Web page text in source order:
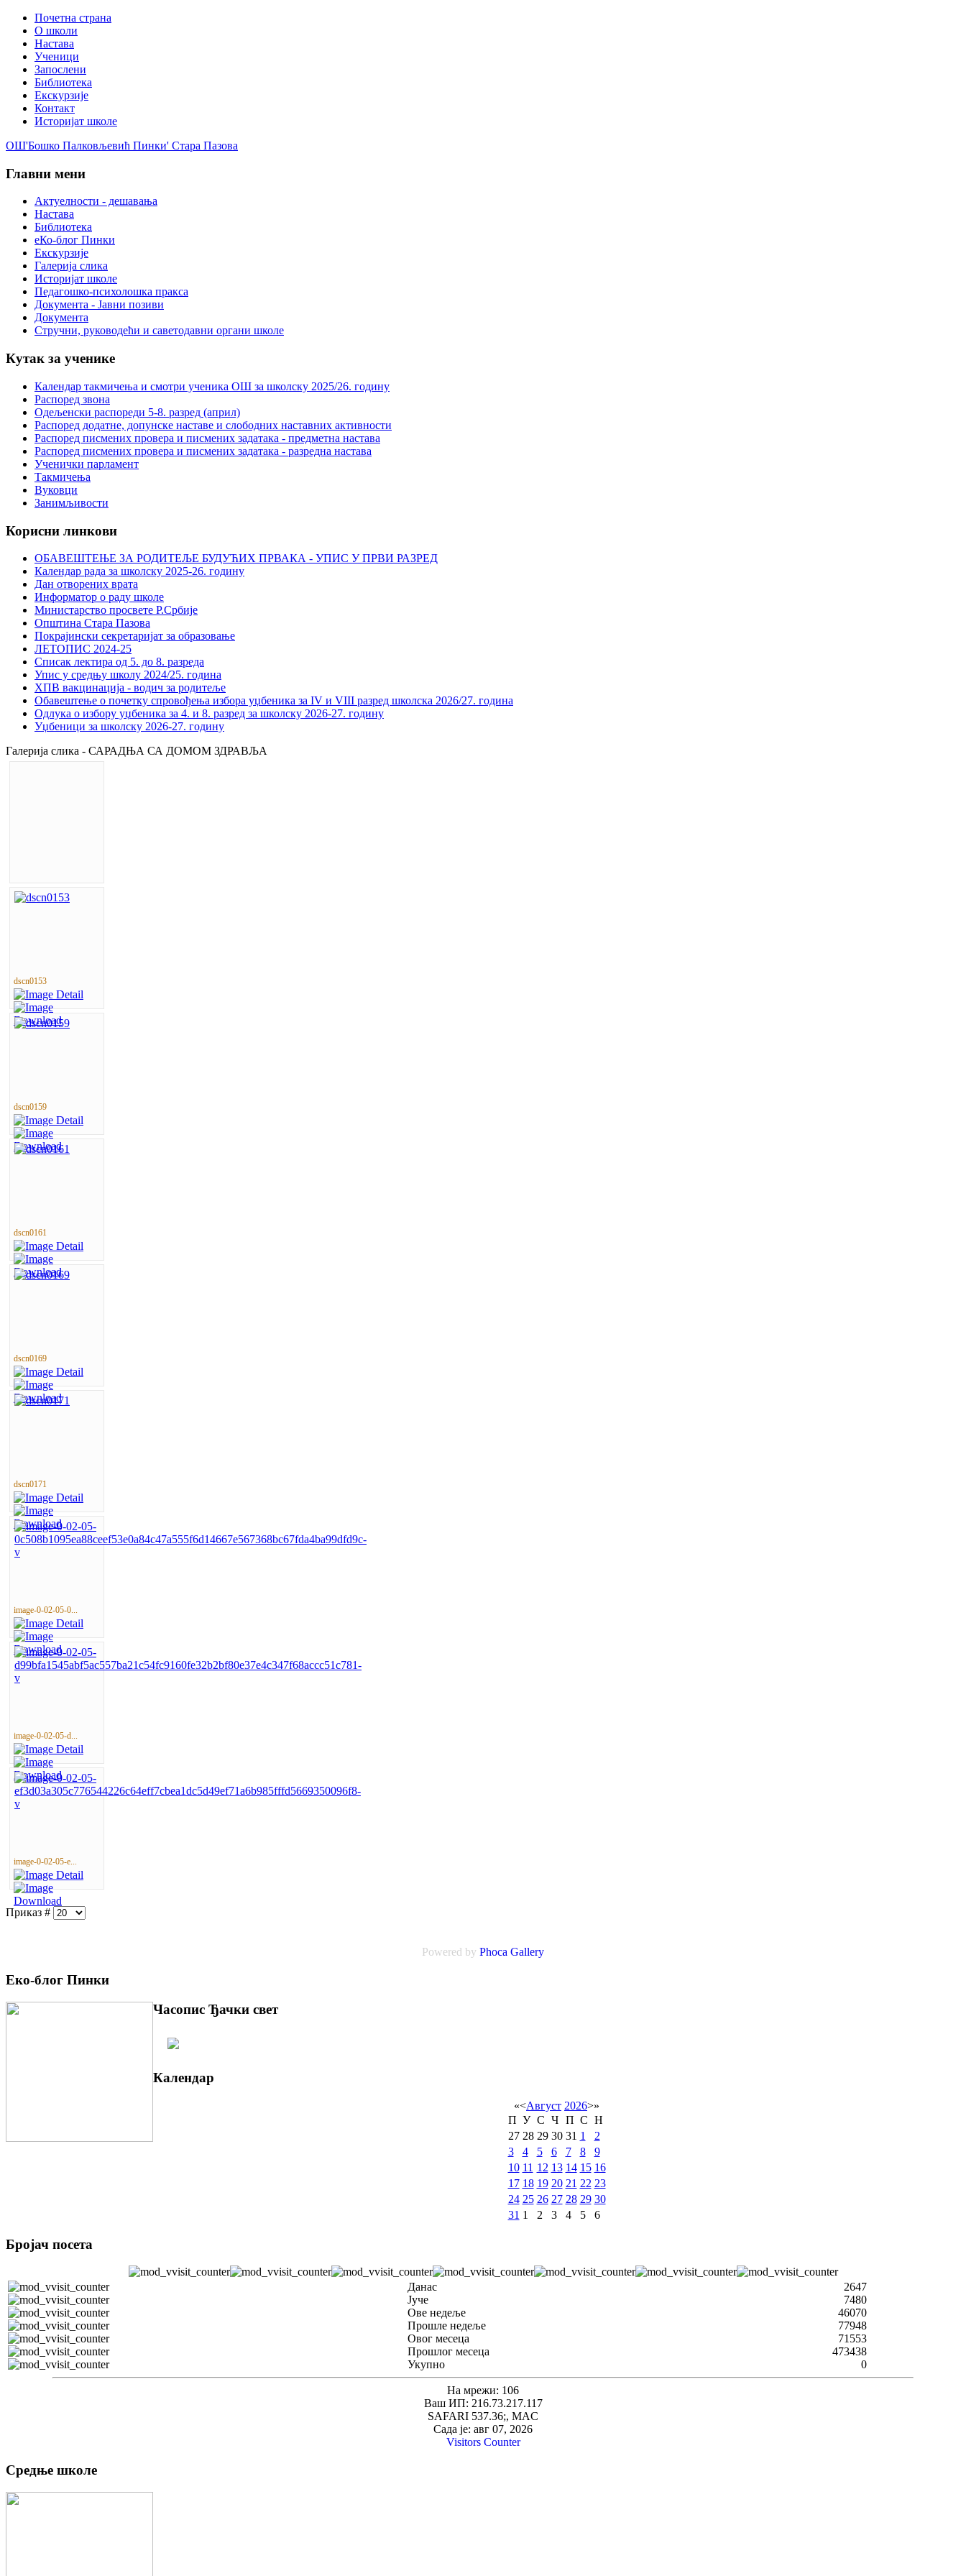
Почетна страна
О школи
Настава
Ученици
Запослени
Библиотека
Екскурзије
Контакт
Историјат школе
ОШ'Бошко Палковљевић Пинки' Стара Пазова
Главни мени
Актуелности - дешавања
Настава
Библиотека
еКо-блог Пинки
Екскурзије
Галерија слика
Историјат школе
Педагошко-психолошка пракса
Документа - Јавни позиви
Документа
Стручни, руководећи и саветодавни органи школе
Кутак за ученике
Календар такмичења и смотри ученика ОШ за школску 2025/26. годину
Распоред звона
Одељенски распореди 5-8. разред (април)
Распоред додатне, допунске наставе и слободних наставних активности
Распоред писмених провера и писмених задатака - предметна настава
Распоред писмених провера и писмених задатака - разредна настава
Ученички парламент
Такмичења
Вуковци
Занимљивости
Корисни линкови
ОБАВЕШТЕЊЕ ЗА РОДИТЕЉЕ БУДУЋИХ ПРВАКА - УПИС У ПРВИ РАЗРЕД
Календар рада за школску 2025-26. годину
Дан отворених врата
Информатор о раду школе
Министарство просвете Р.Србије
Општина Стара Пазова
Покрајински секретаријат за образовање
ЛЕТОПИС 2024-25
Списак лектира од 5. до 8. разреда
Упис у средњу школу 2024/25. година
ХПВ вакцинација - водич за родитеље
Обавештење о почетку спровођења избора уџбеника за IV и VIII разред школска 2026/27. година
Одлука о избору уџбеника за 4. и 8. разред за школску 2026-27. годину
Уџбеници за школску 2026-27. годину
Галерија слика - САРАДЊА СА ДОМОМ ЗДРАВЉА
dscn0153
dscn0159
dscn0161
dscn0169
dscn0171
image-0-02-05-0...
image-0-02-05-d...
image-0-02-05-e...
Приказ #
Powered by Phoca Gallery
Еко-блог Пинки
Часопис Ђачки свет
Календар
«<Август 2026>»
П У С Ч П С Н
27 28 29 30 31 1
2
3
4 5 6 7 8
9
10 11 12 13 14 15 16
17 18 19 20 21 22 23
24 25 26 27 28 29 30
31 1 2 3 4 5 6
Бројач посета
Данас
2647
Јуче
7480
Ове недеље
46070
Прошле недеље
77948
Овог месеца
71553
Прошлог месеца
473438
Укупно
0
На мрежи: 106
Ваш ИП: 216.73.217.117
SAFARI 537.36;, MAC
Сада је: авг 07, 2026
Visitors Counter
Средње школе